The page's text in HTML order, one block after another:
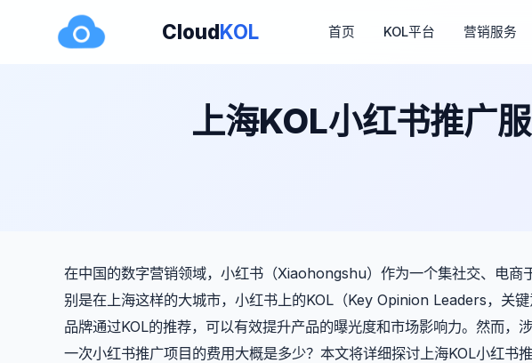
CloudKOL 首页 KOL平台 营销服务
上海KOL小红书推广
在中国的数字营销领域，小红书（Xiaohongshu）作为一个集社交、电商
别是在上海这样的大城市，小红书上的KOL（Key Opinion Leaders，关
品牌通过KOL的推荐，可以有效提升产品的曝光度和市场影响力。然而，
一次小红书推广项目的费用大概是多少？本文将详细探讨上海KOL小红书